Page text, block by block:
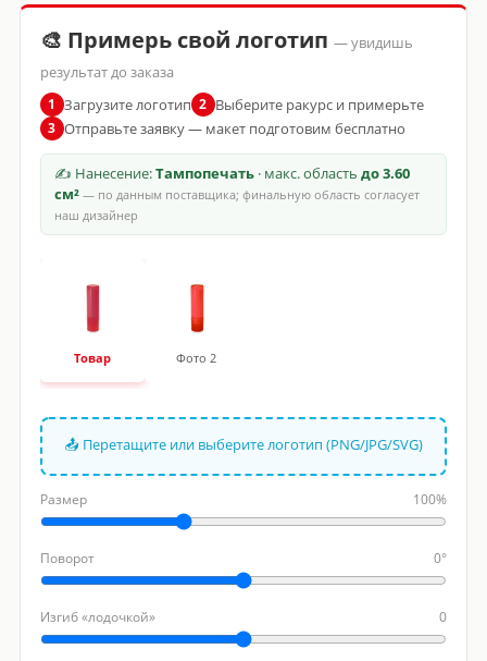
🎨 Примерь свой логотип — увидишь
результат до заказа
1 Загрузите логотип 2 Выберите ракурс и примерьте
3 Отправьте заявку — макет подготовим бесплатно
✍ Нанесение:Тампопечать· макс. область до 3.60
см²— по данным поставщика; финальную область согласует
наш дизайнер
Товар Фото 2
📤 Перетащите или выберите логотип (PNG/JPG/SVG)
Размер 100%
Поворот 0°
Изгиб «лодочкой» 0